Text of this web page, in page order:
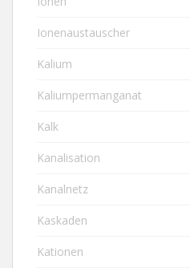
Ionenaustauscher
Kalium
Kaliumpermanganat
Kalk
Kanalisation
Kanalnetz
Kaskaden
Kationen